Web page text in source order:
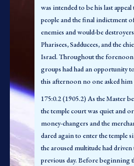
175:1.2 (1905.4) “De toda
com o cumprimento da vontade
os meus apóstolos fizemos o
em paz com os nossos irmãos,
conformarmos com os requisitos
leis de Moisés e das tradições de
procurado persistentemente a
Deus e a luz do céu, eles estão se
do erro e das trevas. Não pode
luz e as trevas, entre a vida e a
verdade e o erro.
175:1.3 (1905.5) “Muitos de
was intended to be his last appeal
people and the final indictment
enemies and would-be
Pharisees, Sadducees, and the
Israel. Throughout the forenoon
groups had had an opportunity
this afternoon no one asked him
175:0.2 (1905.2) As the Master
the temple court was quiet and
money-changers and the
dared again to enter the temple
the aroused multitude had
previous day. Before beginning